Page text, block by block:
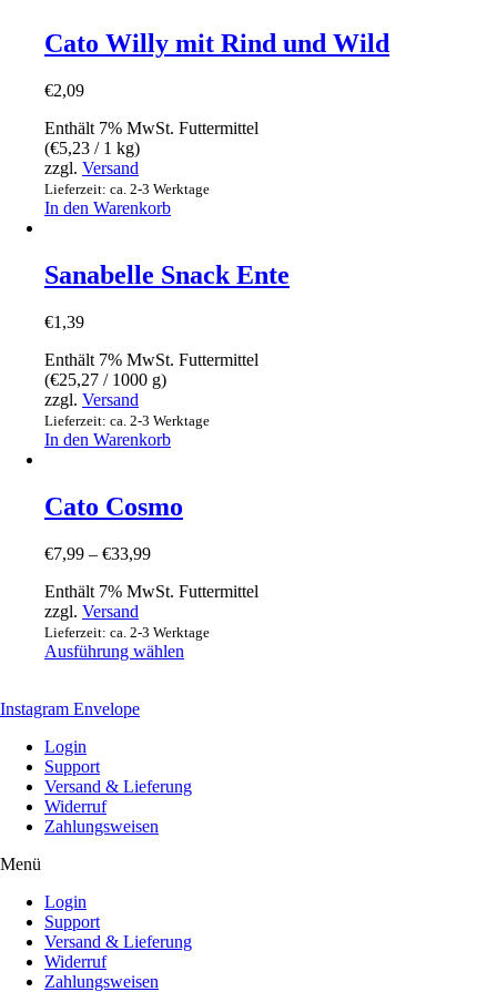
Cato Willy mit Rind und Wild
€2,09
Enthält 7% MwSt. Futtermittel
(€5,23 / 1 kg)
zzgl. Versand
Lieferzeit: ca. 2-3 Werktage
In den Warenkorb
Sanabelle Snack Ente
€1,39
Enthält 7% MwSt. Futtermittel
(€25,27 / 1000 g)
zzgl. Versand
Lieferzeit: ca. 2-3 Werktage
In den Warenkorb
Cato Cosmo
€7,99 – €33,99
Enthält 7% MwSt. Futtermittel
zzgl. Versand
Lieferzeit: ca. 2-3 Werktage
Ausführung wählen
Instagram Envelope
Login
Support
Versand & Lieferung
Widerruf
Zahlungsweisen
Menü
Login
Support
Versand & Lieferung
Widerruf
Zahlungsweisen